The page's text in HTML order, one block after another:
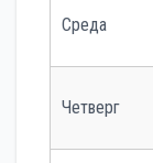
Среда
Четверг